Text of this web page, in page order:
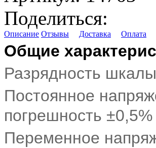
Поделиться:
Описание Отзывы Доставка Оплата
Общие
Разрядность
Постоянное
погрешность
Переменное